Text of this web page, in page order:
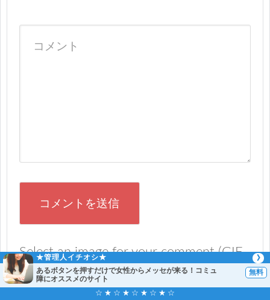
Select an image for your comment (GIF,
PNG, JPG, JPEG):
★管理人イチオシ★
あるボタンを押すだけで女性からメッセが来る！コミュ
障にオススメのサイト
☆ ★ ☆ ★ ☆ ★ ☆ ★ ☆